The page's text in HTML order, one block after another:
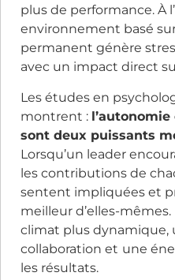
plus de performance. À
environnement basé
permanent génère
avec un impact direct
Les études en
montrent :
sont deux puissants
Lorsqu’un leader
les contributions de
sentent impliquées et
meilleur d’elles-
climat plus dynamique,
collaboration et une
les résultats.